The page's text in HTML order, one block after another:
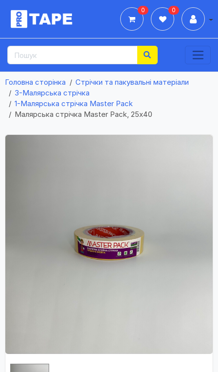
0 0
Головна сторінка
Стрічки та пакувальні матеріали
3-Малярська стрічка
1-Малярська стрічка Master Pack
Малярська стрічка Master Pack, 25х40